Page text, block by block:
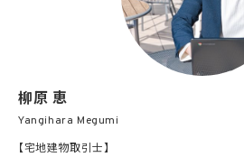
柳原 恵
Yangihara Megumi
【宅地建物取引士】